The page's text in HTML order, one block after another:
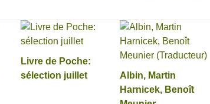
Livre de Poche:
sélection juillet
Albin, Martin
Harnicek, Benoît